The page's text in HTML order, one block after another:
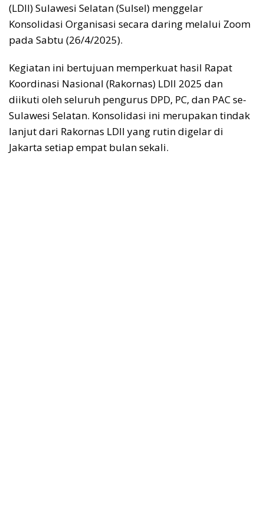
(LDII) Sulawesi Selatan (Sulsel) menggelar
Konsolidasi Organisasi secara daring melalui Zoom
pada Sabtu (26/4/2025).
Kegiatan ini bertujuan memperkuat hasil Rapat
Koordinasi Nasional (Rakornas) LDII 2025 dan
diikuti oleh seluruh pengurus DPD, PC, dan PAC se-
Sulawesi Selatan. Konsolidasi ini merupakan tindak
lanjut dari Rakornas LDII yang rutin digelar di
Jakarta setiap empat bulan sekali.